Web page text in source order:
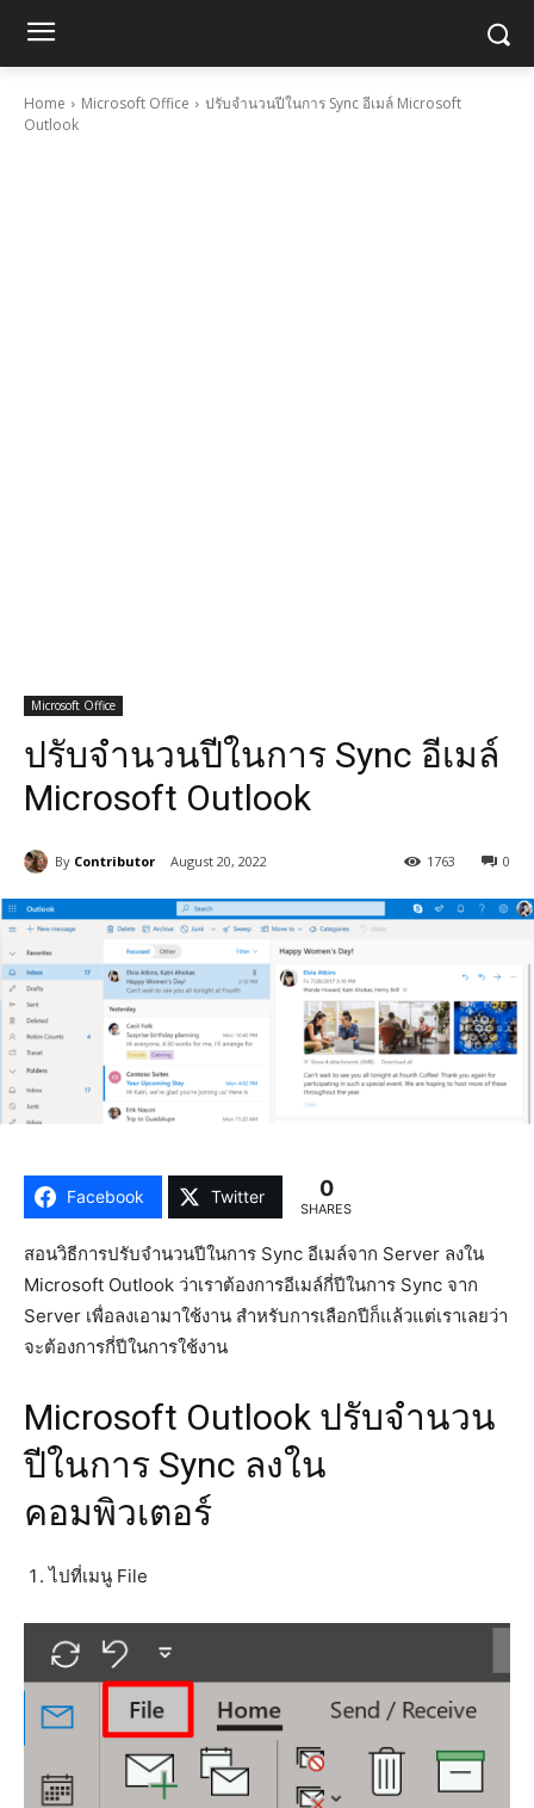
Home Microsoft Office
ปรับจำนวนปีในการ Sync อีเมล์ Microsoft
Outlook
Microsoft Office
ปรับจำนวนปีในการ Sync อีเมล์
Microsoft Outlook
By Contributor August 20, 2022 0
1763
Facebook Twitter 0
SHARES
สอนวิธีการปรับจำนวนปีในการ Sync อีเมล์จาก Server ลงใน
Microsoft Outlook ว่าเราต้องการอีเมล์กี่ปีในการ Sync จาก
Server เพื่อลงเอามาใช้งาน สำหรับการเลือกปีก็แล้วแต่เราเลยว่า
จะต้องการกี่ปีในการใช้งาน
Microsoft Outlook ปรับจำนวน
ปีในการ Sync ลงใน
คอมพิวเตอร์
ไปที่เมนู File